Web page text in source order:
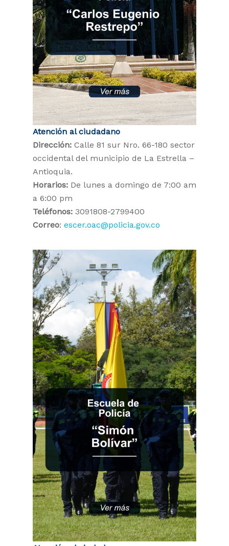
Atención al ciudadano
Dirección: Calle 81 sur Nro. 66-180 sector
occidental del municipio de La Estrella –
Antioquia.
Horarios: De lunes a domingo de 7:00 am
a 6:00 pm
Teléfonos: 3091808-2799400
Correo: escer.oac@policia.gov.co